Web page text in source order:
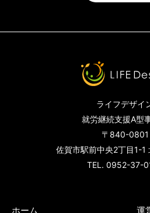
ライフデザイ
就労継続支援A型
〒840-0801
佐賀市駅前中央2丁目1-1
TEL. 0952-37-
ホーム 運